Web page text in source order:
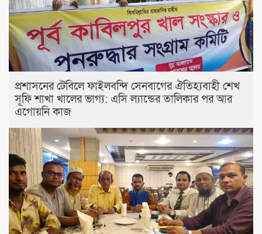
প্রশাসনের টেবিলে ফাইলবন্দি সেনবাগের ঐতিহ্যবাহী শেখ
সূফি শাখা খালের ভাগ্য: এসি ল্যান্ডের তালিকার পর আর
এগোয়নি কাজ